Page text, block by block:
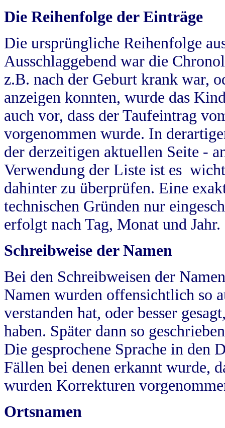
Die Reihenfolge der Einträge
Die ursprüngliche Reihenfolge
Ausschlaggebend war die
z.B. nach der Geburt krank war,
anzeigen konnten, wurde das
auch vor, dass der Taufeintrag
vorgenommen wurde. In
der derzeitigen aktuellen Seite -
Verwendung der Liste ist es
dahinter zu überprüfen. Eine
technischen Gründen nur
erfolgt nach Tag, Monat und Jahr.
Schreibweise der Namen
Bei den Schreibweisen der
Namen wurden offensichtlich so
verstanden hat, oder besser
haben. Später dann so
Die gesprochene Sprache in
Fällen bei denen erkannt wurde,
wurden Korrekturen
Ortsnamen